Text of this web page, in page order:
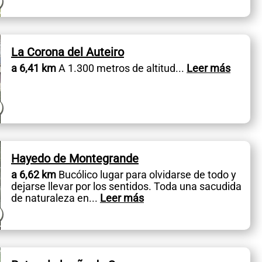
La Corona del Auteiro
a 6,41 kmA 1.300 metros de altitud... Leer más
Hayedo de Montegrande
a 6,62 kmBucólico lugar para olvidarse de todo y
dejarse llevar por los sentidos. Toda una sacudida
de naturaleza en... Leer más